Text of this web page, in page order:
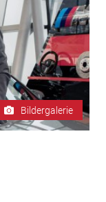
Bildergalerie